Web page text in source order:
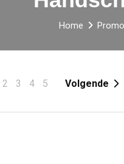
Home
2 3 4 5 Volgende